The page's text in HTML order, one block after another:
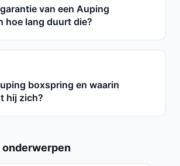
van een Auping
hoe lang duurt die?
boxspring en waarin
hij zich?